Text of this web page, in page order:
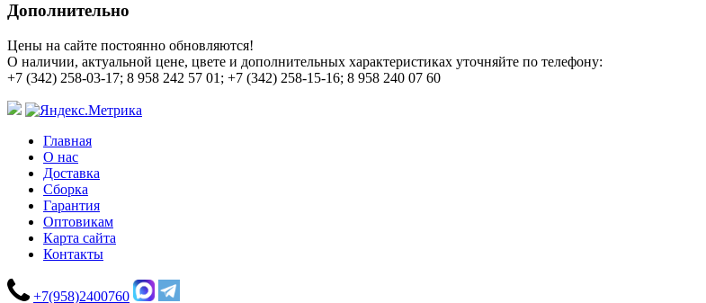
Дополнительно
Цены на сайте постоянно обновляются!
О наличии, актуальной цене, цвете и дополнительных характеристиках уточняйте по телефону:
+7 (342) 258-03-17; 8 958 242 57 01; +7 (342) 258-15-16; 8 958 240 07 60
Главная
О нас
Доставка
Сборка
Гарантия
Оптовикам
Карта сайта
Контакты
+7(958)2400760